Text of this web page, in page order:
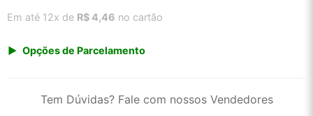
Em até 12x de R$ 4,46 no cartão
Opções de Parcelamento
2x de R$ 24,97Tem Dúvidas? Fale com nossos Vendedores